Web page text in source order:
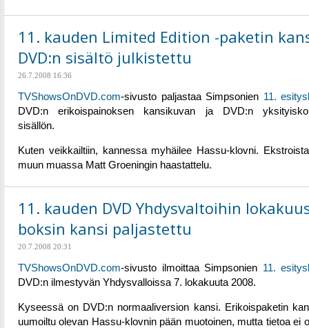
11. kauden Limited Edition -paketin
DVD:n sisältö julkistettu
26.7.2008 16:36
TVShowsOnDVD.com-sivusto paljastaa Simpsonien 11.
DVD:n erikoispainoksen kansikuvan ja DVD:n
sisällön.
Kuten veikkailtiin, kannessa myhäilee Hassu-klovni.
muun muassa Matt Groeningin haastattelu.
11. kauden DVD Yhdysvaltoihin
boksin kansi paljastettu
20.7.2008 20:31
TVShowsOnDVD.com-sivusto ilmoittaa Simpsonien 11.
DVD:n ilmestyvän Yhdysvalloissa 7. lokakuuta 2008.
Kyseessä on DVD:n normaaliversion kansi. Erikoispaketin
uumoiltu olevan Hassu-klovnin pään muotoinen, mutta tietoa ei